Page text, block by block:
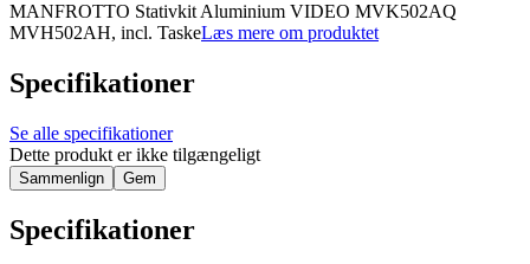
MANFROTTO Stativkit Aluminium VIDEO MVK502AQ
MVH502AH, incl. TaskeLæs mere om produktet
Specifikationer
Se alle specifikationer
Dette produkt er ikke tilgængeligt
Sammenlign Gem
Specifikationer